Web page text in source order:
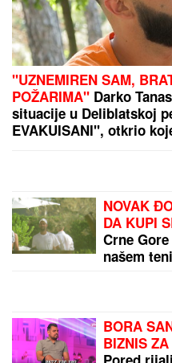
NOVIDETALjI JEZIVOG
BEOGRADU: Komšije